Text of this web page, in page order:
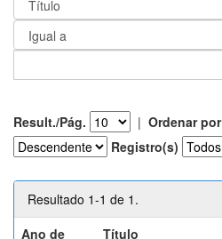
Result./Pág. | Ordenar por
Registro(s)
Resultado 1-1 de 1.
Ano de
Título